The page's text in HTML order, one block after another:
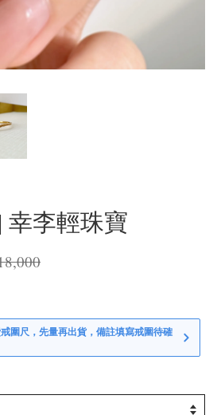
幸李輕珠寶
圍尺，先量再出貨，備註填寫戒圍待確